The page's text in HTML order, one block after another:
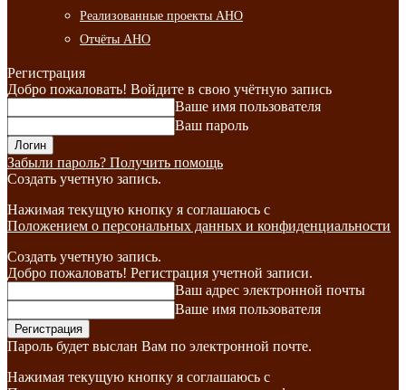
Реализованные проекты АНО
Отчёты АНО
Регистрация
Добро пожаловать! Войдите в свою учётную запись
Ваше имя пользователя
Ваш пароль
Забыли пароль? Получить помощь
Создать учетную запись.
Нажимая текущую кнопку я соглашаюсь с
Положением о персональных данных и конфиденциальности
Создать учетную запись.
Добро пожаловать! Регистрация учетной записи.
Ваш адрес электронной почты
Ваше имя пользователя
Пароль будет выслан Вам по электронной почте.
Нажимая текущую кнопку я соглашаюсь с